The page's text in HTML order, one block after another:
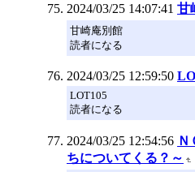
2024/03/25 14:07:41 甘
甘崎庵別館
読者になる
2024/03/25 12:59:50
LOT105
読者になる
2024/03/25 12:54:56
ちについてくる？～